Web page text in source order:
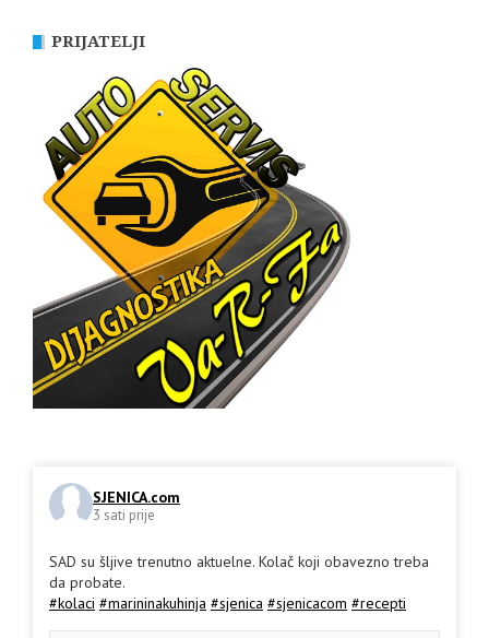
PRIJATELJI
SJENICA.com
3 sati prije
SAD su šljive trenutno aktuelne. Kolač koji obavezno treba
da probate.
#kolaci #marininakuhinja #sjenica #sjenicacom #recepti